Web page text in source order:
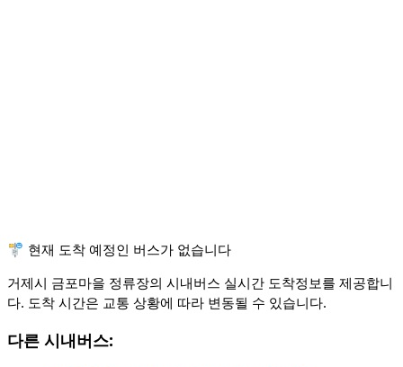
🚏 현재 도착 예정인 버스가 없습니다
거제시 금포마을 정류장의 시내버스 실시간 도착정보를 제공합니
다. 도착 시간은 교통 상황에 따라 변동될 수 있습니다.
다른 시내버스: